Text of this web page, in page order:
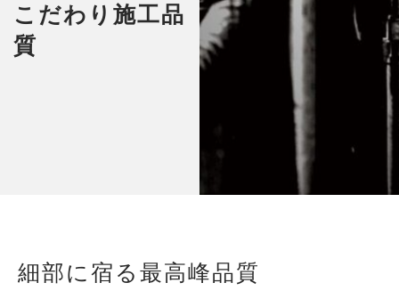
こだわり施工品
質
細部に宿る最高峰品質